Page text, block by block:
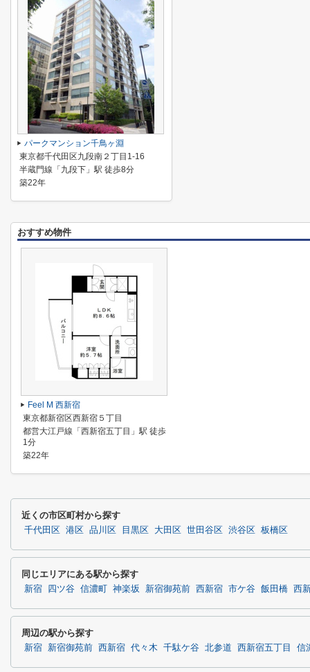
パークマンション千鳥ヶ淵
東京都千代田区九段南２丁目1-16
半蔵門線「九段下」駅 徒歩8分
築22年
おすすめ物件
Feel M 西新宿
東京都新宿区西新宿５丁目
都営大江戸線「西新宿五丁目」駅 徒歩
1分
築22年
近くの市区町村から探す
千代田区 港区 品川区 目黒区 大田区 世田谷区 渋谷区 板橋区
同じエリアにある駅から探す
新宿 四ツ谷 信濃町 神楽坂 新宿御苑前 西新宿 市ケ谷 飯田橋 西
周辺の駅から探す
新宿 新宿御苑前 西新宿 代々木 千駄ケ谷 北参道 西新宿五丁目 信